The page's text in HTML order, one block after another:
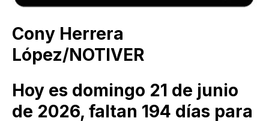
Cony Herrera
López/NOTIVER
Hoy es domingo 21 de junio
de 2026, faltan 194 días para